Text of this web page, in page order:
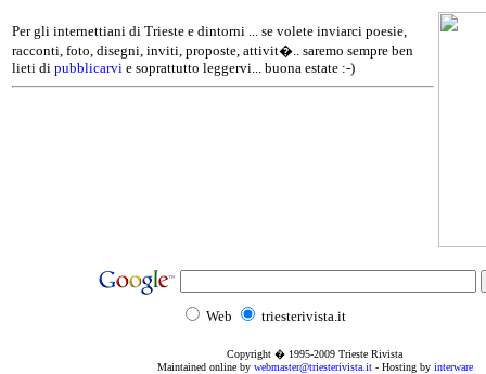
Per gli internettiani di Trieste e dintorni ... se volete inviarci poesie,
racconti, foto, disegni, inviti, proposte, attivit�.. saremo sempre ben
lieti di pubblicarvi e soprattutto leggervi... buona estate :-)
Web triesterivista.it
Copyright � 1995-2009 Trieste Rivista
Maintained online by webmaster@triesterivista.it- Hosting by interware